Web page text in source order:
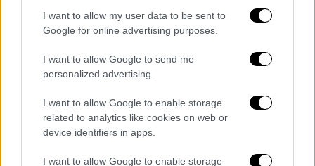
I want to allow my user data to be sent to
Google for online advertising purposes.
I want to allow Google to send me
personalized advertising.
I want to allow Google to enable storage
related to analytics like cookies on web or
device identifiers in apps.
I want to allow Google to enable storage
Σύμφωνα με τα όσα εξήγησε στο κεντρικό
δελτίο ειδήσεων τουOPENοΓιάννης
Φώσκολος, το φυσικό αέριο που θα αγοράζει
πλέον ωςυγροποιημένο φυσικό αέριο
Ευρώπη, προκειμένου να αναπληρώσει τις
ροές που περνούσαν από την Ουκρανία, θα
είναι 40% ακριβότερο. Οι εκτιμήσεις των